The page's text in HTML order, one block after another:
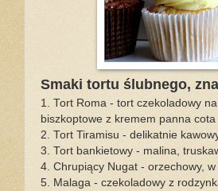
Smaki tortu ślubnego,
1. Tort Roma - tort czekoladowy
biszkoptowe z kremem panna cota
2. Tort Tiramisu - delikatnie
3. Tort bankietowy - malina,
4. Chrupiący Nugat - orzechowy,
5. Malaga - czekoladowy z